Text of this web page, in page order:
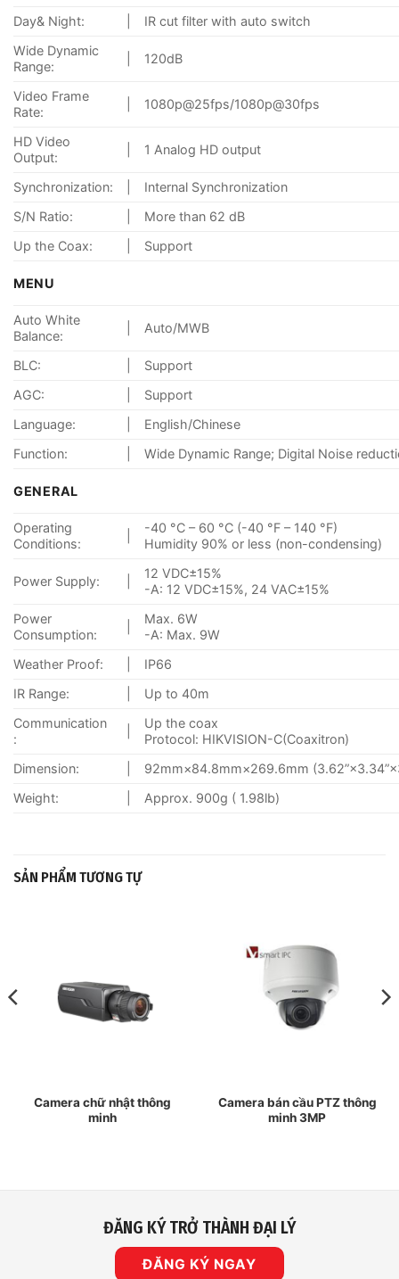
Day& Night:
IR cut filter with auto switch
Wide Dynamic
Range:
120dB
Video Frame
Rate:
1080p@25fps/1080p@30fps
HD Video
Output:
1 Analog HD output
Synchronization:
Internal Synchronization
S/N Ratio:
More than 62 dB
Up the Coax:
Support
MENU
Auto White
Balance:
Auto/MWB
BLC:
Support
AGC:
Support
Language:
English/Chinese
Function:
Wide Dynamic Range; Digital Noise
GENERAL
Operating
Conditions:
-40 °C – 60 °C (-40 °F – 140 °F)
Humidity 90% or less (non-condensing)
Power Supply:
12 VDC±15%
-A: 12 VDC±15%, 24 VAC±15%
Power
Consumption:
Max. 6W
-A: Max. 9W
Weather Proof:
IP66
IR Range:
Up to 40m
Communication
:
Up the coax
Protocol: HIKVISION-C(Coaxitron)
Dimension:
92mm×84.8mm×269.6mm
Weight:
Approx. 900g ( 1.98lb)
SẢN PHẨM TƯƠNG TỰ
Camera chữ nhật thông
minh
Camera bán cầu PTZ thông
minh 3MP
ĐĂNG KÝ TRỞ THÀNH ĐẠI LÝ
ĐĂNG KÝ NGAY